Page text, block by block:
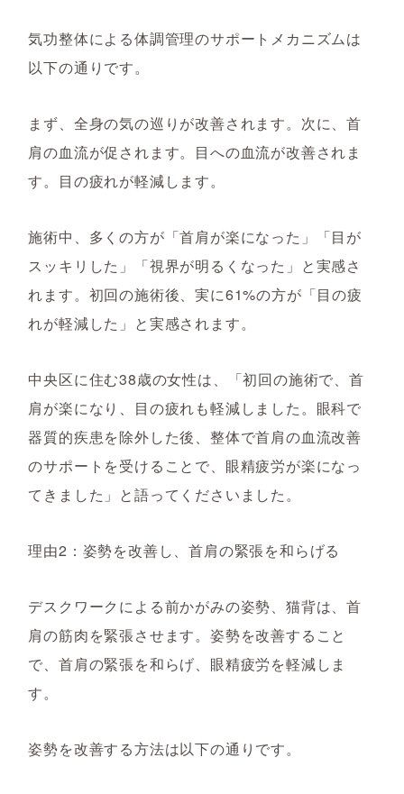
気功整体による体調管理のサポートメカニズムは
以下の通りです。
まず、全身の気の巡りが改善されます。次に、首
肩の血流が促されます。目への血流が改善されま
す。目の疲れが軽減します。
施術中、多くの方が「首肩が楽になった」「目が
スッキリした」「視界が明るくなった」と実感さ
れます。初回の施術後、実に61%の方が「目の疲
れが軽減した」と実感されます。
中央区に住む38歳の女性は、「初回の施術で、首
肩が楽になり、目の疲れも軽減しました。眼科で
器質的疾患を除外した後、整体で首肩の血流改善
のサポートを受けることで、眼精疲労が楽になっ
てきました」と語ってくださいました。
理由2：姿勢を改善し、首肩の緊張を和らげる
デスクワークによる前かがみの姿勢、猫背は、首
肩の筋肉を緊張させます。姿勢を改善すること
で、首肩の緊張を和らげ、眼精疲労を軽減しま
す。
姿勢を改善する方法は以下の通りです。